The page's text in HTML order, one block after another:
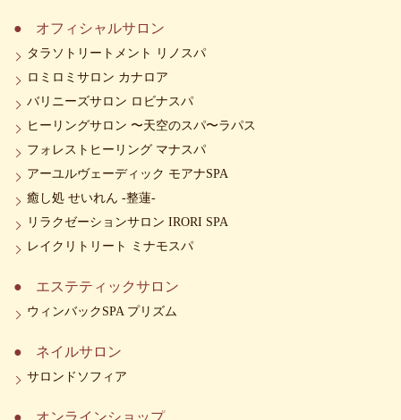
オフィシャルサロン
タラソトリートメント リノスパ
ロミロミサロン カナロア
バリニーズサロン ロビナスパ
ヒーリングサロン 〜天空のスパ〜ラパス
フォレストヒーリング マナスパ
アーユルヴェーディック モアナSPA
癒し処 せいれん -整蓮-
リラクゼーションサロン IRORI SPA
レイクリトリート ミナモスパ
エステティックサロン
ウィンバックSPA プリズム
ネイルサロン
サロンドソフィア